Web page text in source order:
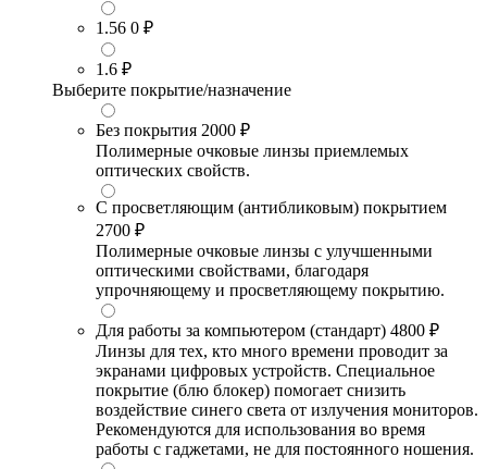
1.56 0 ₽
1.6 ₽
Выберите покрытие/назначение
Без покрытия 2000 ₽
Полимерные очковые линзы приемлемых
оптических свойств.
С просветляющим (антибликовым) покрытием
2700 ₽
Полимерные очковые линзы с улучшенными
оптическими свойствами, благодаря
упрочняющему и просветляющему покрытию.
Для работы за компьютером (стандарт) 4800 ₽
Линзы для тех, кто много времени проводит за
экранами цифровых устройств. Специальное
покрытие (блю блокер) помогает снизить
воздействие синего света от излучения мониторов.
Рекомендуются для использования во время
работы с гаджетами, не для постоянного ношения.